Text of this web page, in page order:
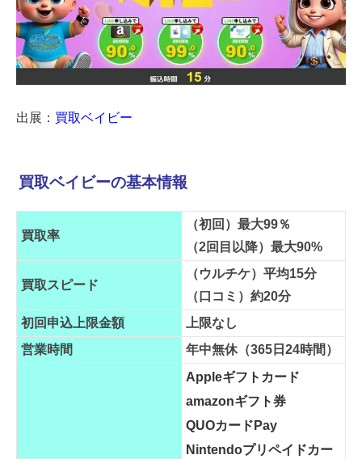
出展： 買取ベイビー
買取ベイビーの基本情報
買取率
（初回）最大99％
（2回目以降）最大90%
買取スピード
（ウルチケ）平均15分
（口コミ）約20分
初回申込上限金額
上限なし
営業時間
年中無休（365日24時間）
Appleギフトカード
amazonギフト券
QUOカードPay
Nintendoプリペイドカー